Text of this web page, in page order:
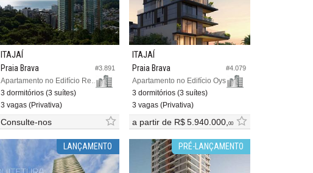
#3.891
ITAJAÍ
Praia Brava
Apartamento no Edifício Reserva Japandi
3 dormitórios (3 suítes)
3 vagas (Privativa)
Consulte-nos
#4.079
ITAJAÍ
Praia Brava
Apartamento no Edifício Oyster Praia Brava
3 dormitórios (3 suítes)
3 vagas (Privativa)
a partir de R$ 5.940.000,00
LANÇAMENTO PRÉ-LANÇAMENTO